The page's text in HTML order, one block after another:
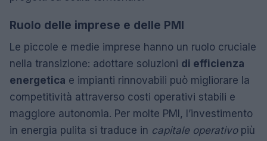
Ruolo delle imprese e delle PMI
Le piccole e medie imprese hanno un ruolo cruciale
nella transizione: adottare soluzioni di efficienza
energetica e impianti rinnovabili può migliorare la
competitività attraverso costi operativi stabili e
maggiore autonomia. Per molte PMI, l’investimento
in energia pulita si traduce in capitale operativopiù